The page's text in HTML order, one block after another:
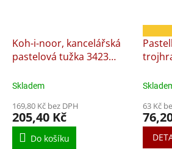
Koh-i-noor, kancelářská
pastelová tužka 3423
12 ks
Skladem
169,80 Kč bez DPH
205,40 Kč
Do košíku
63 Kč